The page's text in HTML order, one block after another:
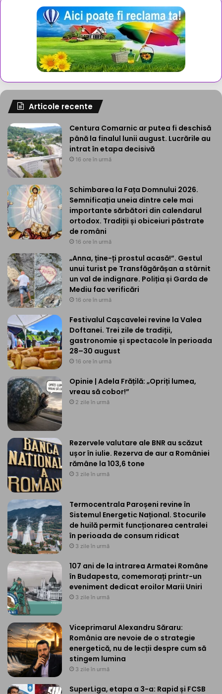
Articole recente
Centura Comarnic ar putea fi deschisă
până la finalul lunii august. Lucrările au
intrat în etapa decisivă
16 ore în urmă
Schimbarea la Fața Domnului 2026.
Semnificația uneia dintre cele mai
importante sărbători din calendarul
ortodox. Tradiții și obiceiuri păstrate
de români
16 ore în urmă
„Anna, ține-ți prostul acasă!”. Gestul
unui turist pe Transfăgărășan a stârnit
un val de indignare. Poliția și Garda de
Mediu fac verificări
16 ore în urmă
Festivalul Cașcavelei revine la Valea
Doftanei. Trei zile de tradiții,
gastronomie și spectacole în perioada
28–30 august
16 ore în urmă
Opinie | Adela Frățilă: „Opriți lumea,
vreau să cobor!”
2 zile în urmă
Rezervele valutare ale BNR au scăzut
ușor în iulie. Rezerva de aur a României
rămâne la 103,6 tone
3 zile în urmă
Termocentrala Paroșeni revine în
Sistemul Energetic Național. Stocurile
de huilă permit funcționarea centralei
în perioada de consum ridicat
3 zile în urmă
107 ani de la intrarea Armatei Române
în Budapesta, comemorați printr-un
eveniment dedicat eroilor Marii Uniri
3 zile în urmă
Viceprimarul Alexandru Săraru:
România are nevoie de o strategie
energetică, nu de lecții despre cum să
stingem lumina
3 zile în urmă
SuperLiga, etapa a 3-a: Rapid și FCSB